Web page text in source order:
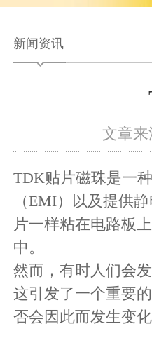
新闻资讯
文章
TDK贴片磁珠是一
（EMI）以及提供
片一样粘在电路板
中。
然而，有时人们会
这引发了一个重要
否会因此而发生变